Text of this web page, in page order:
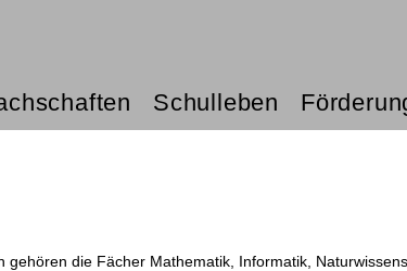
Schulleben
gehören die Fächer Mathematik, Informatik,